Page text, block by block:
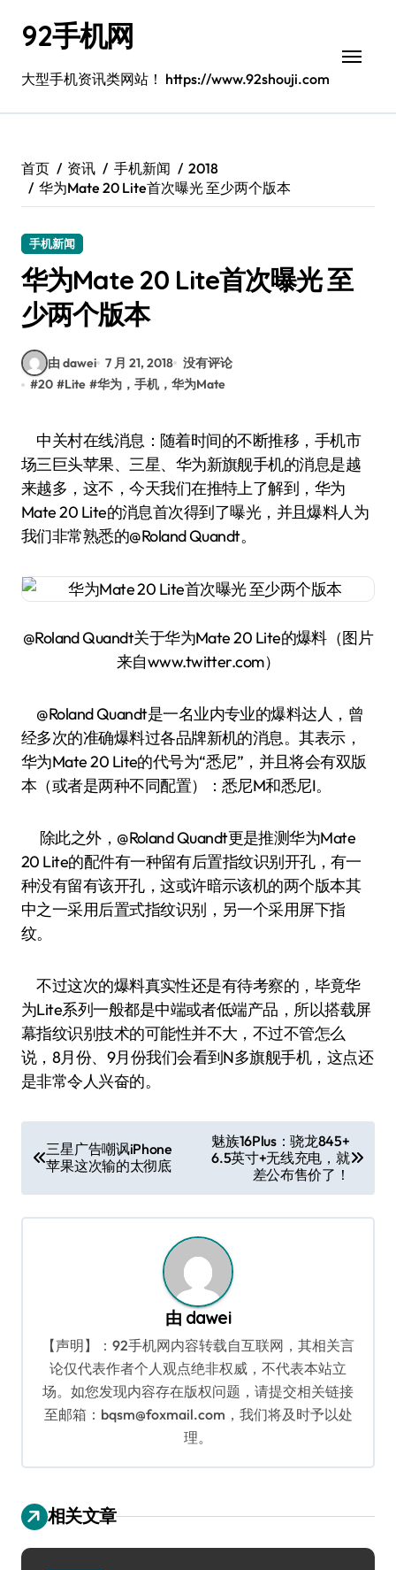
92手机网
大型手机资讯类网站！ https://www.92shouji.com
首页 资讯 手机新闻
2018
华为Mate 20 Lite首次曝光 至少两个版本
手机新闻
华为Mate 20 Lite首次曝光 至
少两个版本
由 dawei 7 月 21, 2018 没有评论
#20 #Lite #华为，手机，华为Mate
中关村在线消息：随着时间的不断推移，手机市
场三巨头苹果、三星、华为新旗舰手机的消息是越
来越多，这不，今天我们在推特上了解到，华为
Mate 20 Lite的消息首次得到了曝光，并且爆料人为
我们非常熟悉的@Roland Quandt。
@Roland Quandt关于华为Mate 20 Lite的爆料（图片
来自www.twitter.com）
@Roland Quandt是一名业内专业的爆料达人，曾
经多次的准确爆料过各品牌新机的消息。其表示，
华为Mate 20 Lite的代号为“悉尼”，并且将会有双版
本（或者是两种不同配置）：悉尼M和悉尼I。
除此之外，@Roland Quandt更是推测华为Mate
20 Lite的配件有一种留有后置指纹识别开孔，有一
种没有留有该开孔，这或许暗示该机的两个版本其
中之一采用后置式指纹识别，另一个采用屏下指
纹。
不过这次的爆料真实性还是有待考察的，毕竟华
为Lite系列一般都是中端或者低端产品，所以搭载屏
幕指纹识别技术的可能性并不大，不过不管怎么
说，8月份、9月份我们会看到N多旗舰手机，这点还
是非常令人兴奋的。
章
导
航
三星广告嘲讽iPhone
苹果这次输的太彻底
魅族16Plus：骁龙845+
6.5英寸+无线充电，就
差公布售价了！
由 dawei
【声明】：92手机网内容转载自互联网，其相关言
论仅代表作者个人观点绝非权威，不代表本站立
场。如您发现内容存在版权问题，请提交相关链接
至邮箱：bqsm@foxmail.com，我们将及时予以处
理。
相关文章